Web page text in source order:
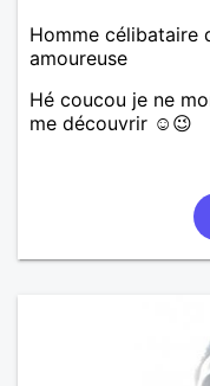
Homme célibataire
amoureuse
Hé coucou je ne
me découvrir ☺️😉